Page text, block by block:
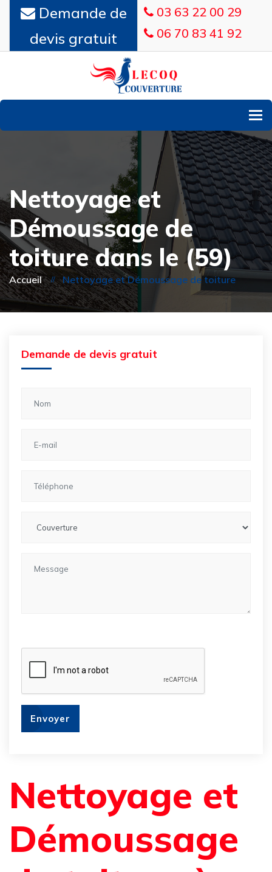
03 63 22 00 29
06 70 83 41 92
Demande de
devis gratuit
Nettoyage et
Démoussage de
toiture dans le (59)
Accueil Nettoyage et Démoussage de toiture
Demande de devis gratuit
Envoyer
Nettoyage et
Démoussage